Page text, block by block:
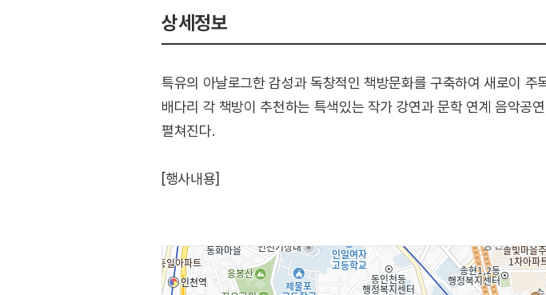
상세정보
특유의 아날로그한 감성과 독창적인 책방문화를 구축하여 새로이
배다리 각 책방이 추천하는 특색있는 작가 강연과 문학 연계 음악공
펼쳐진다.
[행사내용]
배다리책방이 추천하는 작품 전시와 작가 강연이 진행되고, 배다리
또한 독립서점, 배다리 내 상점 및 수공예셀러 등 15개 팀이 독립출
일일점장이 추천하는 책 전시 및 판매도 이루어진다.